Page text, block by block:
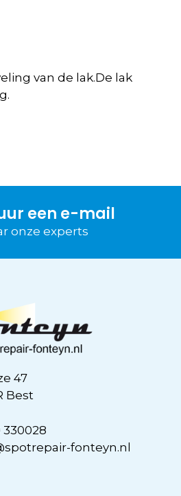
van de lak.De lak
een e-mail
onze experts
47
Best
fonteyn.nl